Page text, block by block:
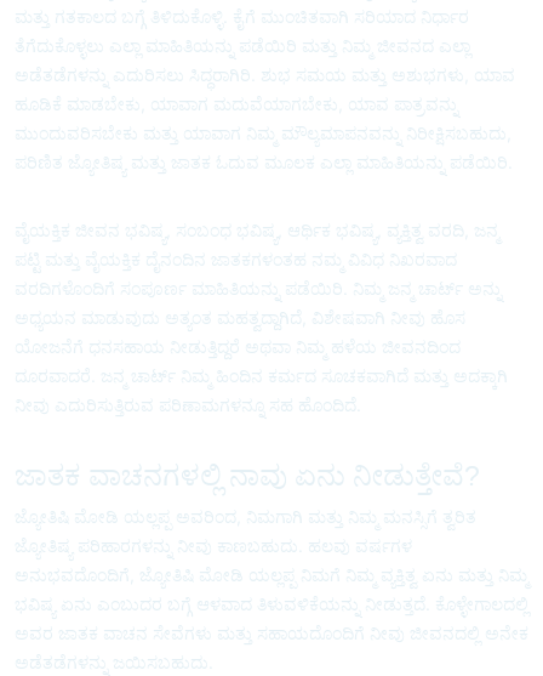
ಮತ್ತು ಗತಕಾಲದ ಬಗ್ಗೆ ತಿಳಿದುಕೊಳ್ಳಿ. ಕೈಗೆ ಮುಂಚಿತವಾಗಿ ಸರಿಯಾದ ನಿರ್ಧಾರ
ತೆಗೆದುಕೊಳ್ಳಲು ಎಲ್ಲಾ ಮಾಹಿತಿಯನ್ನು ಪಡೆಯಿರಿ ಮತ್ತು ನಿಮ್ಮ ಜೀವನದ ಎಲ್ಲಾ
ಅಡೆತಡೆಗಳನ್ನು ಎದುರಿಸಲು ಸಿದ್ಧರಾಗಿರಿ. ಶುಭ ಸಮಯ ಮತ್ತು ಅಶುಭಗಳು, ಯಾವ
ಹೂಡಿಕೆ ಮಾಡಬೇಕು, ಯಾವಾಗ ಮದುವೆಯಾಗಬೇಕು, ಯಾವ ಪಾತ್ರವನ್ನು
ಮುಂದುವರಿಸಬೇಕು ಮತ್ತು ಯಾವಾಗ ನಿಮ್ಮ ಮೌಲ್ಯಮಾಪನವನ್ನು ನಿರೀಕ್ಷಿಸಬಹುದು,
ಪರಿಣಿತ ಜ್ಯೋತಿಷ್ಯ ಮತ್ತು ಜಾತಕ ಓದುವ ಮೂಲಕ ಎಲ್ಲಾ ಮಾಹಿತಿಯನ್ನು ಪಡೆಯಿರಿ.
ವೈಯಕ್ತಿಕ ಜೀವನ ಭವಿಷ್ಯ, ಸಂಬಂಧ ಭವಿಷ್ಯ, ಆರ್ಥಿಕ ಭವಿಷ್ಯ, ವ್ಯಕ್ತಿತ್ವ ವರದಿ, ಜನ್ಮ
ಪಟ್ಟಿ ಮತ್ತು ವೈಯಕ್ತಿಕ ದೈನಂದಿನ ಜಾತಕಗಳಂತಹ ನಮ್ಮ ವಿವಿಧ ನಿಖರವಾದ
ವರದಿಗಳೊಂದಿಗೆ ಸಂಪೂರ್ಣ ಮಾಹಿತಿಯನ್ನು ಪಡೆಯಿರಿ. ನಿಮ್ಮ ಜನ್ಮ ಚಾರ್ಟ್ ಅನ್ನು
ಅಧ್ಯಯನ ಮಾಡುವುದು ಅತ್ಯಂತ ಮಹತ್ವದ್ದಾಗಿದೆ, ವಿಶೇಷವಾಗಿ ನೀವು ಹೊಸ
ಯೋಜನೆಗೆ ಧನಸಹಾಯ ನೀಡುತ್ತಿದ್ದರೆ ಅಥವಾ ನಿಮ್ಮ ಹಳೆಯ ಜೀವನದಿಂದ
ದೂರವಾದರೆ. ಜನ್ಮ ಚಾರ್ಟ್ ನಿಮ್ಮ ಹಿಂದಿನ ಕರ್ಮದ ಸೂಚಕವಾಗಿದೆ ಮತ್ತು ಅದಕ್ಕಾಗಿ
ನೀವು ಎದುರಿಸುತ್ತಿರುವ ಪರಿಣಾಮಗಳನ್ನೂ ಸಹ ಹೊಂದಿದೆ.
ಜಾತಕ ವಾಚನಗಳಲ್ಲಿ ನಾವು ಏನು ನೀಡುತ್ತೇವೆ?
ಜ್ಯೋತಿಷಿ ಮೋಡಿ ಯಲ್ಲಪ್ಪ ಅವರಿಂದ, ನಿಮಗಾಗಿ ಮತ್ತು ನಿಮ್ಮ ಮನಸ್ಸಿಗೆ ತ್ವರಿತ
ಜ್ಯೋತಿಷ್ಯ ಪರಿಹಾರಗಳನ್ನು ನೀವು ಕಾಣಬಹುದು. ಹಲವು ವರ್ಷಗಳ
ಅನುಭವದೊಂದಿಗೆ, ಜ್ಯೋತಿಷಿ ಮೋಡಿ ಯಲ್ಲಪ್ಪ ನಿಮಗೆ ನಿಮ್ಮ ವ್ಯಕ್ತಿತ್ವ ಏನು ಮತ್ತು ನಿಮ್ಮ
ಭವಿಷ್ಯ ಏನು ಎಂಬುದರ ಬಗ್ಗೆ ಆಳವಾದ ತಿಳುವಳಿಕೆಯನ್ನು ನೀಡುತ್ತದೆ. ಕೊಳ್ಳೇಗಾಲದಲ್ಲಿ
ಅವರ ಜಾತಕ ವಾಚನ ಸೇವೆಗಳು ಮತ್ತು ಸಹಾಯದೊಂದಿಗೆ ನೀವು ಜೀವನದಲ್ಲಿ ಅನೇಕ
ಅಡೆತಡೆಗಳನ್ನು ಜಯಿಸಬಹುದು.